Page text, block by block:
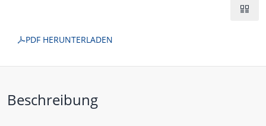
PDF HERUNTERLADEN
Beschreibung